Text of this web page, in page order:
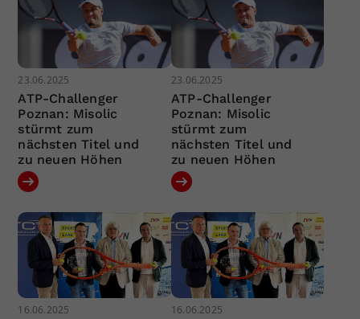
23.06.2025
ATP-Challenger
Poznan: Misolic
stürmt zum
nächsten Titel und
zu neuen Höhen
23.06.2025
ATP-Challenger
Poznan: Misolic
stürmt zum
nächsten Titel und
zu neuen Höhen
16.06.2025 16.06.2025